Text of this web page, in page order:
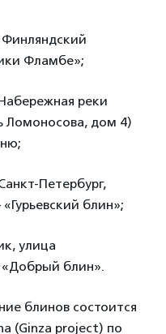
Фламбе»;
реки
Ломоносова, дом 4)
Петербург,
блин»;
улица
блин».
блинов состоится
(Ginza project) по